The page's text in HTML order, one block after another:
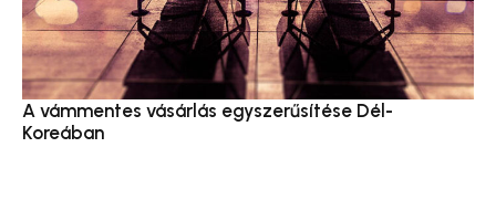
A vámmentes vásárlás egyszerűsítése Dél-
Koreában